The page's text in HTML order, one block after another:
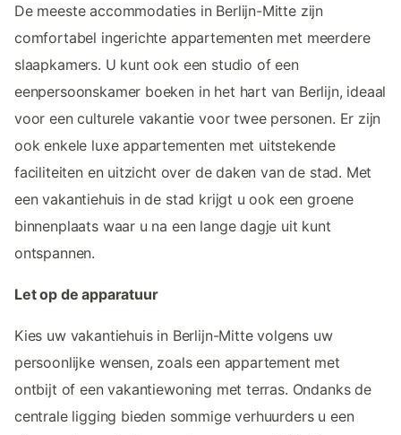
De meeste accommodaties in Berlijn-Mitte zijn
comfortabel ingerichte appartementen met meerdere
slaapkamers. U kunt ook een studio of een
eenpersoonskamer boeken in het hart van Berlijn, ideaal
voor een culturele vakantie voor twee personen. Er zijn
ook enkele luxe appartementen met uitstekende
faciliteiten en uitzicht over de daken van de stad. Met
een vakantiehuis in de stad krijgt u ook een groene
binnenplaats waar u na een lange dagje uit kunt
ontspannen.
Let op de apparatuur
Kies uw vakantiehuis in Berlijn-Mitte volgens uw
persoonlijke wensen, zoals een appartement met
ontbijt of een vakantiewoning met terras. Ondanks de
centrale ligging bieden sommige verhuurders u een